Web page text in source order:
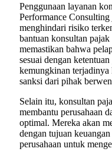
Penggunaan layanan
Performance Consulting
menghindari risiko
bantuan konsultan
memastikan bahwa
sesuai dengan
kemungkinan terjadinya
sanksi dari pihak
Selain itu, konsultan
membantu perusahaan
optimal. Mereka akan
dengan tujuan
perusahaan untuk